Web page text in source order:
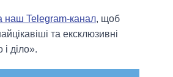
наш Telegram-канал, щоб
та ексклюзивні
діло».